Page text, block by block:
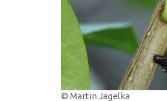
© Martin Jagelka